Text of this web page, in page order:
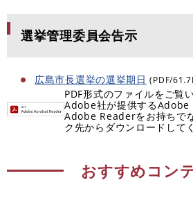
選挙管理委員会告示
広島市長選挙の選挙期日 (PDF/
PDF形式のファイルをご覧
Adobe社が提供するAdobe
Adobe Readerをお持ちで
ク先からダウンロードして
おすすめコン